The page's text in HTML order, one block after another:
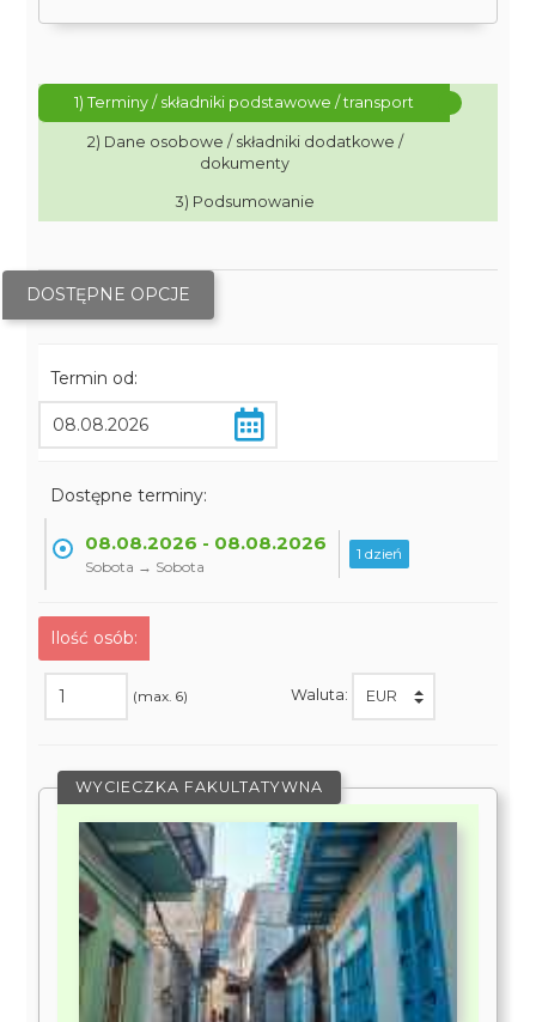
1) Terminy / składniki podstawowe / transport
2) Dane osobowe / składniki dodatkowe /
dokumenty
3) Podsumowanie
DOSTĘPNE OPCJE
Termin od:
Dostępne terminy:
08.08.2026 - 08.08.2026
Sobota → Sobota
1 dzień
Ilość osób:
(max. 6) Waluta:
WYCIECZKA FAKULTATYWNA